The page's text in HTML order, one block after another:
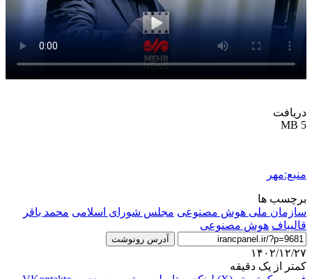
دریافت
5 MB
منبع:مهر
برچسب ها
سازمان ملی هوش مصنوعی مجلس شورای اسلامی محمد باقر
قالیباف هوش مصنوعی
آدرس رونوشت
۱۴۰۲/۱۲/۲۷
کمتر از یک دقیقه